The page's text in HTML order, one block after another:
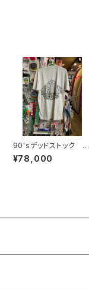
90'sデッドストック D
OGTOWN
¥78,000